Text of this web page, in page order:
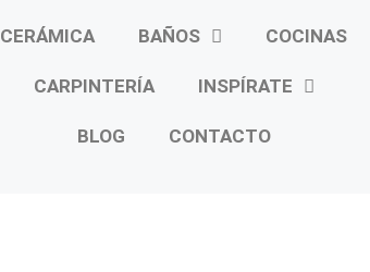
CERÁMICA BAÑOS COCINAS
CARPINTERÍA INSPÍRATE
BLOG CONTACTO